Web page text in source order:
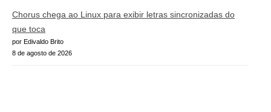
Chorus chega ao Linux para exibir letras sincronizadas do
que toca
por Edivaldo Brito
8 de agosto de 2026